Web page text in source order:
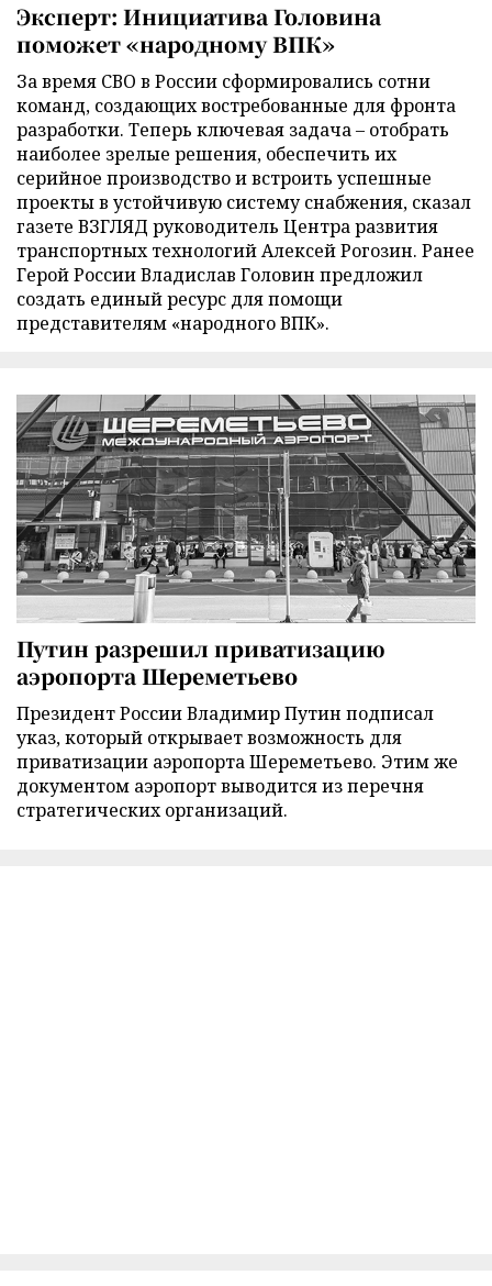
Эксперт: Инициатива Головина
поможет «народному ВПК»
За время СВО в России сформировались сотни
команд, создающих востребованные для фронта
разработки. Теперь ключевая задача – отобрать
наиболее зрелые решения, обеспечить их
серийное производство и встроить успешные
проекты в устойчивую систему снабжения, сказал
газете ВЗГЛЯД руководитель Центра развития
транспортных технологий Алексей Рогозин. Ранее
Герой России Владислав Головин предложил
создать единый ресурс для помощи
представителям «народного ВПК».
Путин разрешил приватизацию
аэропорта Шереметьево
Президент России Владимир Путин подписал
указ, который открывает возможность для
приватизации аэропорта Шереметьево. Этим же
документом аэропорт выводится из перечня
стратегических организаций.